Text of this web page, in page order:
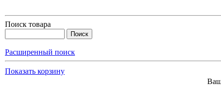
Поиск товара
Расширенный поиск
Показать корзину